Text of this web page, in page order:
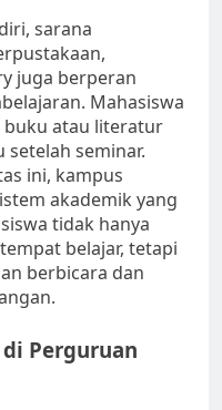
sarana
juga berperan
Mahasiswa
buku atau literatur
seminar.
ini, kampus
akademik yang
tidak hanya
belajar, tetapi
berbicara dan
Perguruan